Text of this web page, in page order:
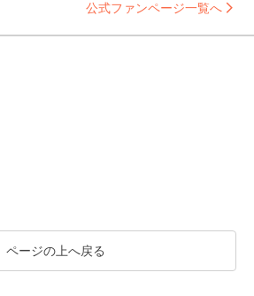
公式ファンページ一覧へ
ページの上へ戻る